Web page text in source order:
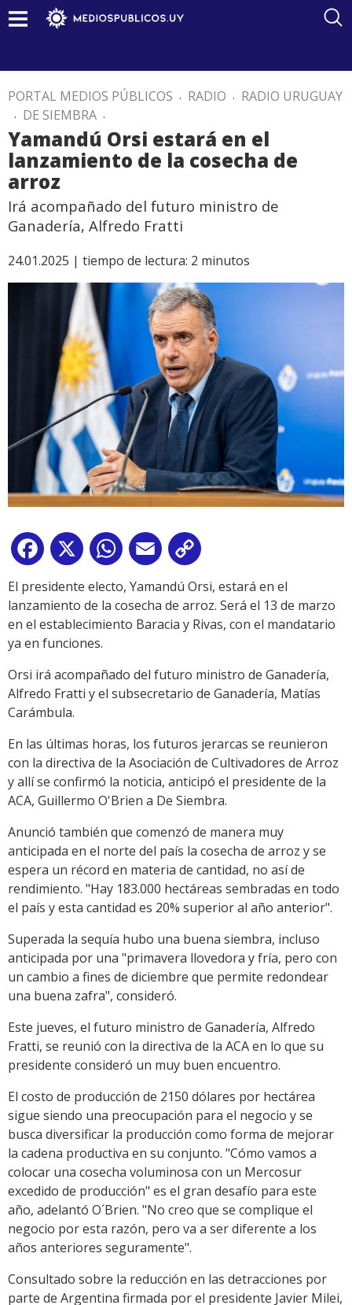
PORTAL MEDIOS PÚBLICOS . RADIO . RADIO URUGUAY
. DE SIEMBRA .
Yamandú Orsi estará en el
lanzamiento de la cosecha de
arroz
Irá acompañado del futuro ministro de
Ganadería, Alfredo Fratti
24.01.2025 | tiempo de lectura: 2 minutos
Facebook
X WhatsApp
Email
Link
El presidente electo, Yamandú Orsi, estará en el
lanzamiento de la cosecha de arroz. Será el 13 de marzo
en el establecimiento Baracia y Rivas, con el mandatario
ya en funciones.
Orsi irá acompañado del futuro ministro de Ganadería,
Alfredo Fratti y el subsecretario de Ganadería, Matías
Carámbula.
En las últimas horas, los futuros jerarcas se reunieron
con la directiva de la Asociación de Cultivadores de Arroz
y allí se confirmó la noticia, anticipó el presidente de la
ACA, Guillermo O'Brien a De Siembra.
Anunció también que comenzó de manera muy
anticipada en el norte del país la cosecha de arroz y se
espera un récord en materia de cantidad, no así de
rendimiento. "Hay 183.000 hectáreas sembradas en todo
el país y esta cantidad es 20% superior al año anterior".
Superada la sequía hubo una buena siembra, incluso
anticipada por una "primavera llovedora y fría, pero con
un cambio a fines de diciembre que permite redondear
una buena zafra", consideró.
Este jueves, el futuro ministro de Ganadería, Alfredo
Fratti, se reunió con la directiva de la ACA en lo que su
presidente consideró un muy buen encuentro.
El costo de producción de 2150 dólares por hectárea
sigue siendo una preocupación para el negocio y se
busca diversificar la producción como forma de mejorar
la cadena productiva en su conjunto. "Cómo vamos a
colocar una cosecha voluminosa con un Mercosur
excedido de producción" es el gran desafío para este
año, adelantó O´Brien. "No creo que se complique el
negocio por esta razón, pero va a ser diferente a los
años anteriores seguramente".
Consultado sobre la reducción en las detracciones por
parte de Argentina firmada por el presidente Javier Milei,